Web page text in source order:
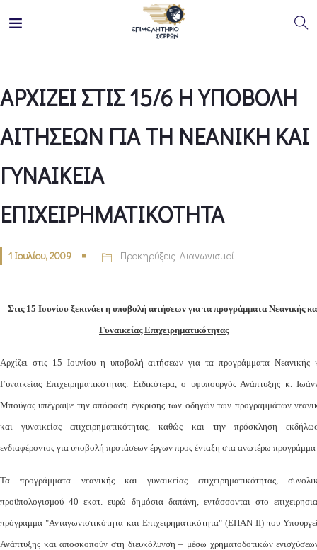
ΑΡΧΙΖΕΙ ΣΤΙΣ 15/6 Η ΥΠΟΒΟΛΗ
ΑΙΤΗΣΕΩΝ ΓΙΑ ΤΗ ΝΕΑΝΙΚΗ ΚΑΙ
ΓΥΝΑΙΚΕΙΑ
ΕΠΙΧΕΙΡΗΜΑΤΙΚΟΤΗΤΑ
1 Ιουλίου, 2009 Προκηρύξεις-Διαγωνισμοί
Στις 15 Ιουνίου ξεκινάει η υποβολή αιτήσεων για τα προγράμματα Νεανικής
Γυναικείας Επιχειρηματικότητας
Αρχίζει στις 15 Ιουνίου η υποβολή αιτήσεων για τα προγράμματα Νεανικής
Γυναικείας Επιχειρηματικότητας. Ειδικότερα, ο υφυπουργός Ανάπτυξης κ.
Μπούγας υπέγραψε την απόφαση έγκρισης των οδηγών των προγραμμάτων
και γυναικείας επιχειρηματικότητας, καθώς και την πρόσκληση
ενδιαφέροντος για υποβολή προτάσεων έργων προς ένταξη στα ανωτέρω
Τα προγράμματα νεανικής και γυναικείας επιχειρηματικότητας,
προϋπολογισμού 40 εκατ. ευρώ δημόσια δαπάνη, εντάσσονται στο
πρόγραμμα "Ανταγωνιστικότητα και Επιχειρηματικότητα" (ΕΠΑΝ ΙΙ) του
Ανάπτυξης και αποσκοπούν στη διευκόλυνση – μέσω χρηματοδοτικών